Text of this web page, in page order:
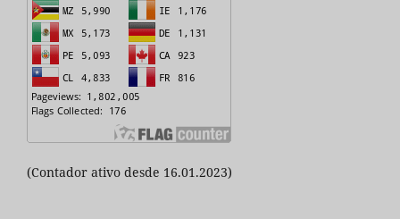
(Contador ativo desde 16.01.2023)